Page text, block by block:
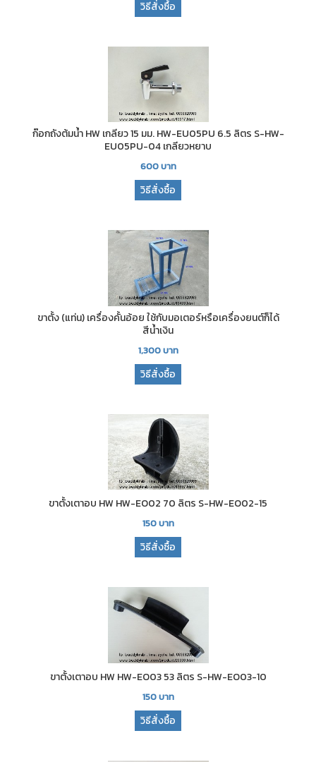
วิธีสั่งซื้อ
ก๊อกถังต้มน้ำ HW เกลียว 15 มม. HW-EU05PU 6.5 ลิตร S-HW-
EU05PU-04 เกลียวหยาบ
600บาท
วิธีสั่งซื้อ
ขาตั้ง (แท่น) เครื่องคั้นอ้อย ใช้กับมอเตอร์หรือเครื่องยนต์ก็ได้
สีน้ำเงิน
1,300บาท
วิธีสั่งซื้อ
ขาตั้งเตาอบ HW HW-EO02 70 ลิตร S-HW-EO02-15
150บาท
วิธีสั่งซื้อ
ขาตั้งเตาอบ HW HW-EO03 53 ลิตร S-HW-EO03-10
150บาท
วิธีสั่งซื้อ